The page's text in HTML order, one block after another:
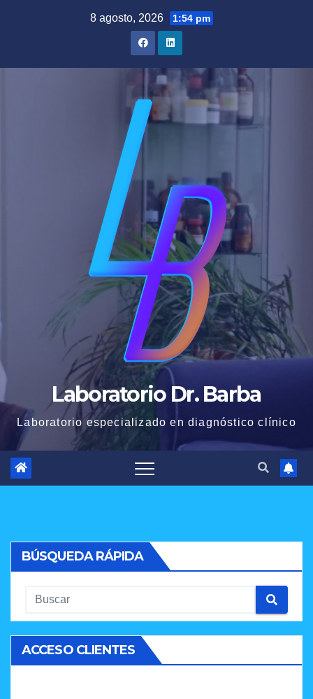
8 agosto, 2026 1:54 pm
Laboratorio Dr. Barba
Laboratorio especializado en diagnóstico clínico
BÚSQUEDA RÁPIDA
ACCESO CLIENTES